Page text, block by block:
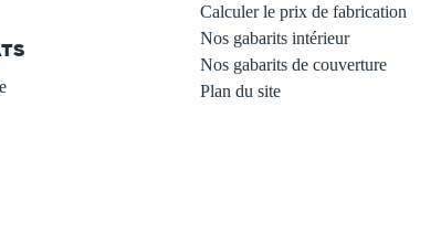
Calculer le prix de fabrication
Nos gabarits intérieur
Nos gabarits de couverture
Plan du site